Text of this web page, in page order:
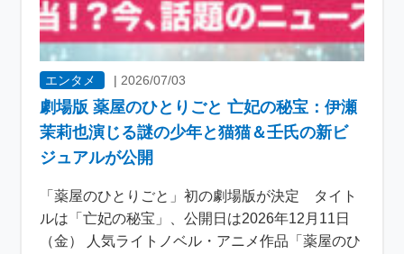
エンタメ | 2026/07/03
劇場版 薬屋のひとりごと 亡妃の秘宝：伊瀬
茉莉也演じる謎の少年と猫猫＆壬氏の新ビ
ジュアルが公開
「薬屋のひとりごと」初の劇場版が決定 タイト
ルは「亡妃の秘宝」、公開日は2026年12月11日
（金） 人気ライトノベル・アニメ作品「薬屋のひ